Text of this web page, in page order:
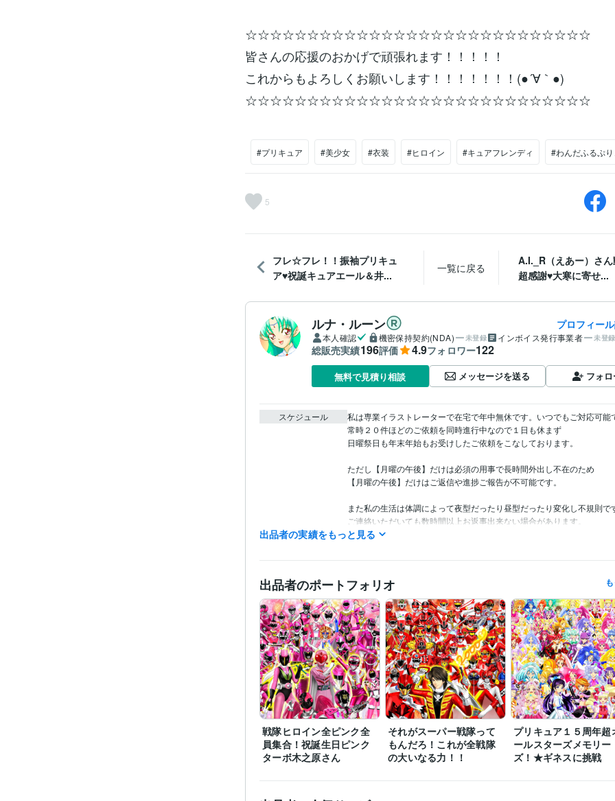
☆☆☆☆☆☆☆☆☆☆☆☆☆☆☆☆☆☆☆☆☆☆☆☆☆☆☆☆
皆さんの応援のおかげで頑張れます！！！！！
これからもよろしくお願いします！！！！！！！(●´∀｀●)
☆☆☆☆☆☆☆☆☆☆☆☆☆☆☆☆☆☆☆☆☆☆☆☆☆☆☆☆
#プリキュア #美少女 #衣装 #ヒロイン #キュアフレンディ #わんだふるぷ
5
フレ☆フレ！！振袖プリキュ
ア♥祝誕キュアエール＆井...
一覧に戻る
A.I._R（えあー）さ
超感謝♥大寒に寄せ...
ルナ・ルーン プロフィー
本人確認 機密保持契約(NDA) 未登録 インボイス発行事業者 未登録
総販売実績196評価 4.9フォロワー122
無料で見積り相談 メッセージを送る フォ
スケジュール
私は専業イラストレーターで在宅で年中無休です。いつでもご対応可能
常時２０件ほどのご依頼を同時進行中なので１日も休まず
日曜祭日も年末年始もお受けしたご依頼をこなしております。
ただし【月曜の午後】だけは必須の用事で長時間外出し不在のため
【月曜の午後】だけはご返信や進捗ご報告が不可能です。
また私の生活は体調によって夜型だったり昼型だったり変化し不規則で
ご連絡いただいても数時間以上お返事出来ない場合があります。
プログラミング言
語・フレームワーク
COBOL:1年
ビジネス・クリエイ
ティブツール
Adobe Photoshop:20年Filmora:5年Excel:10年PowerPoint:5年
その他ツール コミックスタジオ:10年
得意分野 イラスト作成・漫画制作 イラスト　ロゴ　デザイン　動画　小説
ゴ　デザイン　動画　小説
アニメ コミック 特撮 ゲーム
出品者の実績をもっと見る
出品者のポートフォリオ
戦隊ヒロイン全ピンク全
員集合！祝誕生日ピンク
ターボ木之原さん
それがスーパー戦隊って
もんだろ！これが全戦隊
の大いなる力！！
プリキュア１５周年超
ールスターズメモリー
ズ！★ギネスに挑戦